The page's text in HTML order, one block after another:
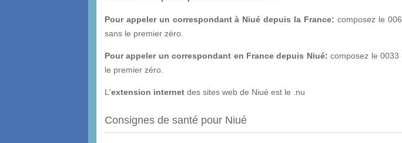
Pour appeler un correspondant à Niué depuis la France: composez le
sans le premier zéro.
Pour appeler un correspondant en France depuis Niué: composez le
le premier zéro.
L'extension internet des sites web de Niué est le .nu
Consignes de santé pour Niué